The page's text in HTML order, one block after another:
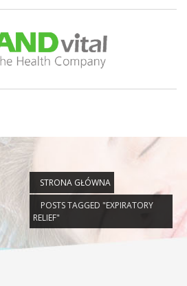
STRONA GŁÓWNA
POSTS TAGGED "EXPIRATORY
RELIEF"